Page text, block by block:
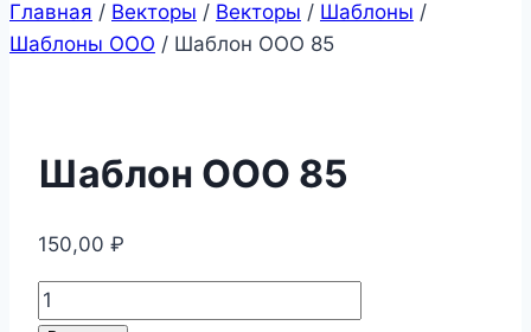
Главная / Векторы / Векторы / Шаблоны /
Шаблоны ООО / Шаблон ООО 85
Шаблон ООО 85
150,00 ₽
Количество
товара